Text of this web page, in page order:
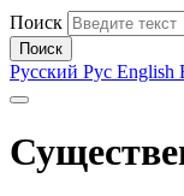
Поиск
Поиск
Русский Рус English